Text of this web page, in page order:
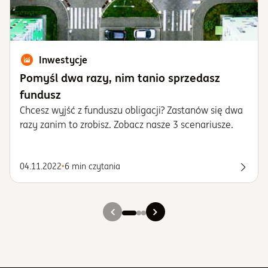
Inwestycje
Pomyśl dwa razy, nim tanio sprzedasz
fundusz
Chcesz wyjść z funduszu obligacji? Zastanów się dwa
razy zanim to zrobisz. Zobacz nasze 3 scenariusze.
04.11.2022•6 min czytania
Slajd 1
Slajd 2
Slajd 3